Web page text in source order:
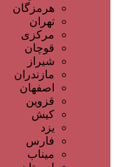
هرمزگان
تهران
مرکزی
قوچان
شیراز
مازندران
اصفهان
قزوین
کیش
یزد
فارس
میناب